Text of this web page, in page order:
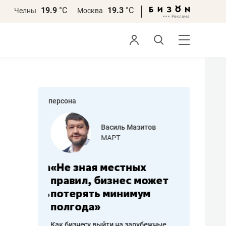
Челны 19.9 °С Москва 19.3 °С
персона
работа
Василь Мазитов
МАРТ
«Не зная местных
правил, бизнес может
потерять минимум
полгода»